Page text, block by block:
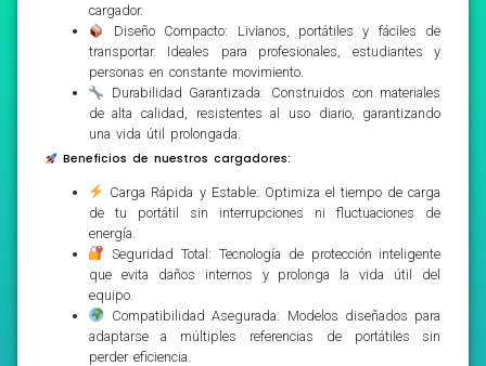
cargador.
Diseño Compacto: Livianos, portátiles y fáciles de
transportar. Ideales para profesionales, estudiantes y
personas en constante movimiento.
Durabilidad Garantizada: Construidos con materiales
de alta calidad, resistentes al uso diario, garantizando
una vida útil prolongada.
Beneficios de nuestros cargadores:
Carga Rápida y Estable: Optimiza el tiempo de carga
de tu portátil sin interrupciones ni fluctuaciones de
energía.
Seguridad Total: Tecnología de protección inteligente
que evita daños internos y prolonga la vida útil del
equipo.
Compatibilidad Asegurada: Modelos diseñados para
adaptarse a múltiples referencias de portátiles sin
perder eficiencia.